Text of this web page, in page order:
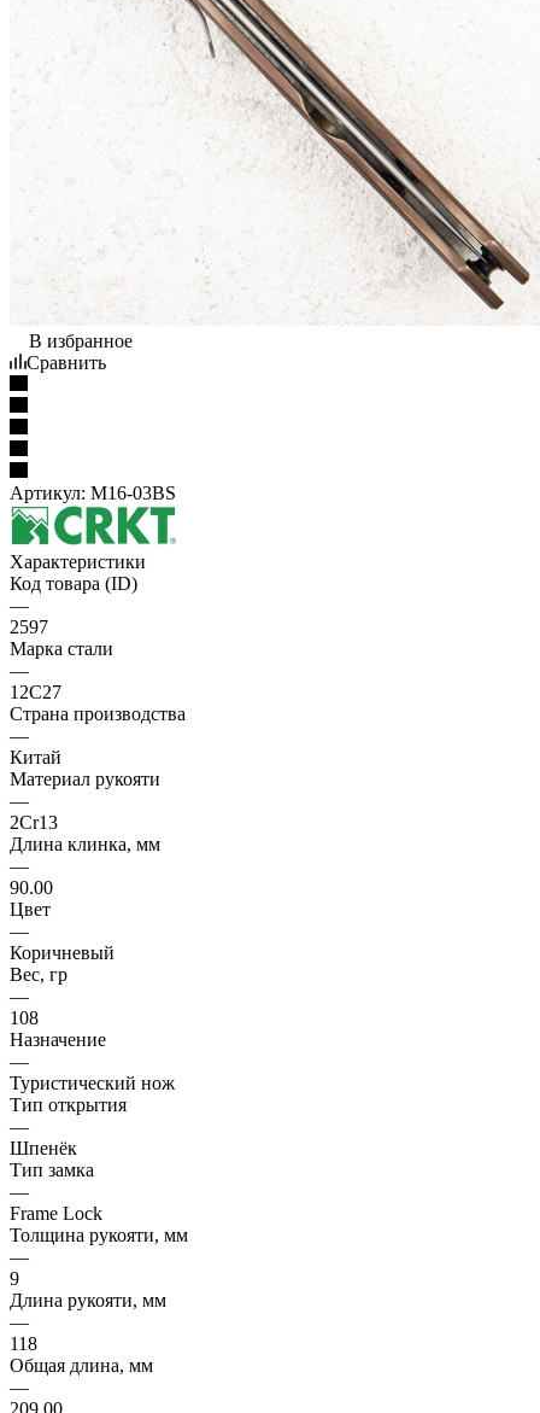
В избранное
Сравнить
Артикул: M16-03BS
Характеристики
Код товара (ID)
—
2597
Марка стали
—
12C27
Страна производства
—
Китай
Материал рукояти
—
2Cr13
Длина клинка, мм
—
90.00
Цвет
—
Коричневый
Вес, гр
—
108
Назначение
—
Туристический нож
Тип открытия
—
Шпенёк
Тип замка
—
Frame Lock
Толщина рукояти, мм
—
9
Длина рукояти, мм
—
118
Общая длина, мм
—
209.00